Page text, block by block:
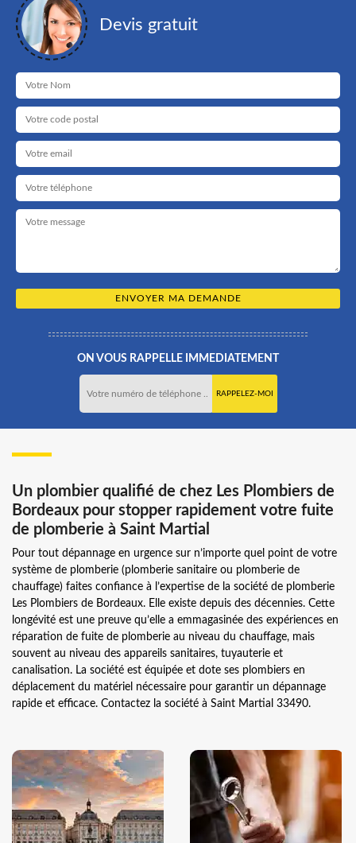
Devis gratuit
ON VOUS RAPPELLE IMMEDIATEMENT
Un plombier qualifié de chez Les Plombiers de
Bordeaux pour stopper rapidement votre fuite
de plomberie à Saint Martial
Pour tout dépannage en urgence sur n’importe quel point de votre
système de plomberie (plomberie sanitaire ou plomberie de
chauffage) faites confiance à l’expertise de la société de plomberie
Les Plombiers de Bordeaux. Elle existe depuis des décennies. Cette
longévité est une preuve qu’elle a emmagasinée des expériences en
réparation de fuite de plomberie au niveau du chauffage, mais
souvent au niveau des appareils sanitaires, tuyauterie et
canalisation. La société est équipée et dote ses plombiers en
déplacement du matériel nécessaire pour garantir un dépannage
rapide et efficace. Contactez la société à Saint Martial 33490.